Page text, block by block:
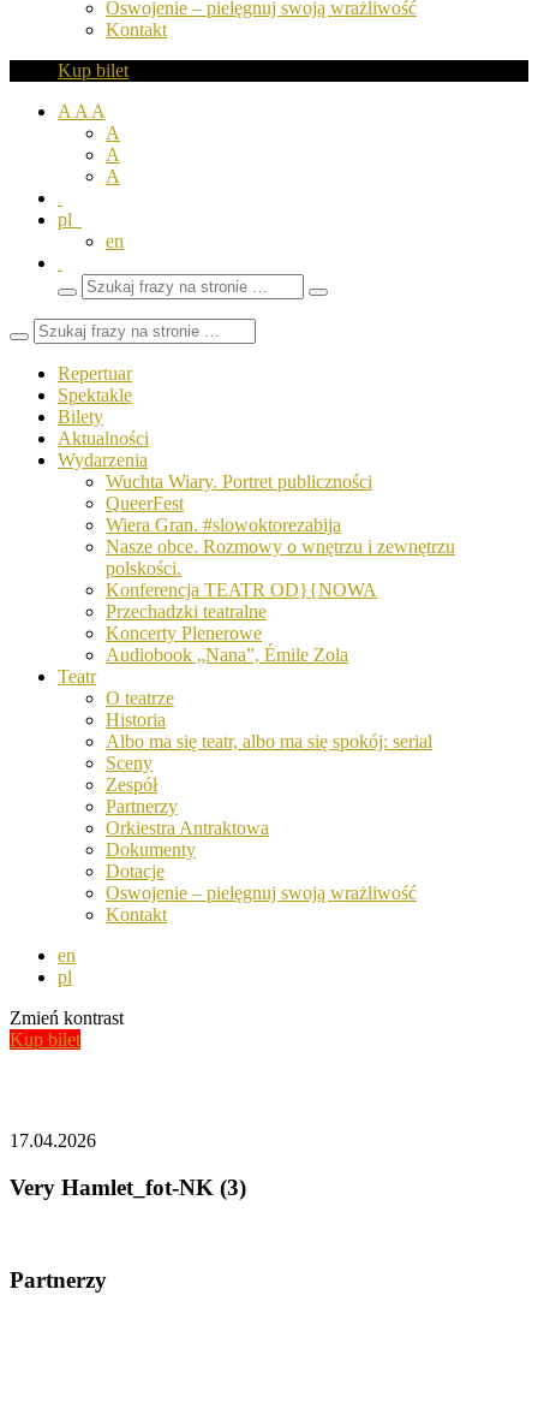
Oswojenie – pielęgnuj swoją wrażliwość
Kontakt
Kup bilet
A A A
A
A
A
pl
en
Wyszukaj
frazy
Zamknij
Repertuar
Spektakle
Bilety
Aktualności
Wydarzenia
Wuchta Wiary. Portret publiczności
QueerFest
Wiera Gran. #slowoktorezabija
Nasze obce. Rozmowy o wnętrzu i zewnętrzu
polskości.
Konferencja TEATR OD}{NOWA
Przechadzki teatralne
Koncerty Plenerowe
Audiobook „Nana”, Émile Zola
Teatr
O teatrze
Historia
Albo ma się teatr, albo ma się spokój: serial
Sceny
Zespół
Partnerzy
Orkiestra Antraktowa
Dokumenty
Dotacje
Oswojenie – pielęgnuj swoją wrażliwość
Kontakt
en
pl
Zmień kontrast
Kup bilet
17.04.2026
Very Hamlet_fot-NK (3)
Partnerzy